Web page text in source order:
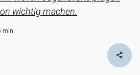
wichtig machen.
min
share